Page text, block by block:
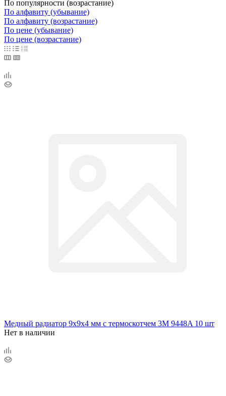
По популярности (возрастание)
По алфавиту (убывание)
По алфавиту (возрастание)
По цене (убывание)
По цене (возрастание)
Медный радиатор 9х9х4 мм с термоскотчем 3M 9448A 10 шт
Нет в наличии